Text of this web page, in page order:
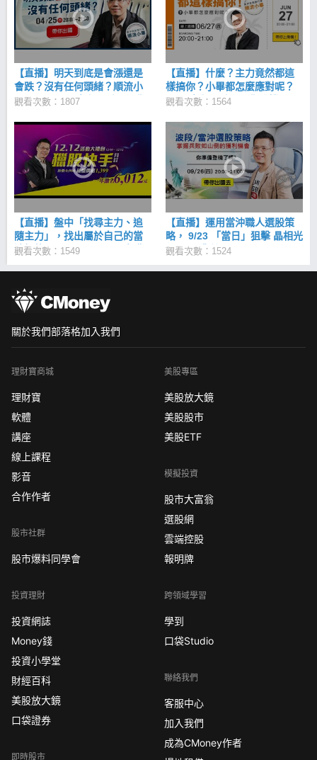
【直播】明天到底是會漲還是
會跌？沒有任何頭緒？順流小
畢 04/25 (四) 晚上 8 點，帶你
觀看次數：1807
【直播】什麼？主力竟然都這
樣搞你？小畢都怎麼應對呢？
6/27 晚上 8 點，帶你登機！
觀看次數：1564
【直播】盤中「找尋主力、追
隨主力」，找出屬於自己的當
沖標的！12/10/(四) 2100免費
觀看次數：1549
【直播】運用當沖職人選股策
略， 9/23 「當日」狙擊 晶相光
(3530) 獲利 4.29%↗
觀看次數：1524
關於我們部落格加入我們
理財寶商城
理財寶
軟體
講座
線上課程
影音
合作作者
股市社群
股市爆料同學會
投資理財
投資網誌
Money錢
投資小學堂
財經百科
美股放大鏡
口袋證券
即時股市
美股專區
美股放大鏡
美股股市
美股ETF
模擬投資
股市大富翁
選股網
雲端控股
報明牌
跨領域學習
學到
口袋Studio
聯絡我們
客服中心
加入我們
成為CMoney作者